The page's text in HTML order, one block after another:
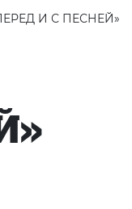
И С ПЕСНЕЙ»